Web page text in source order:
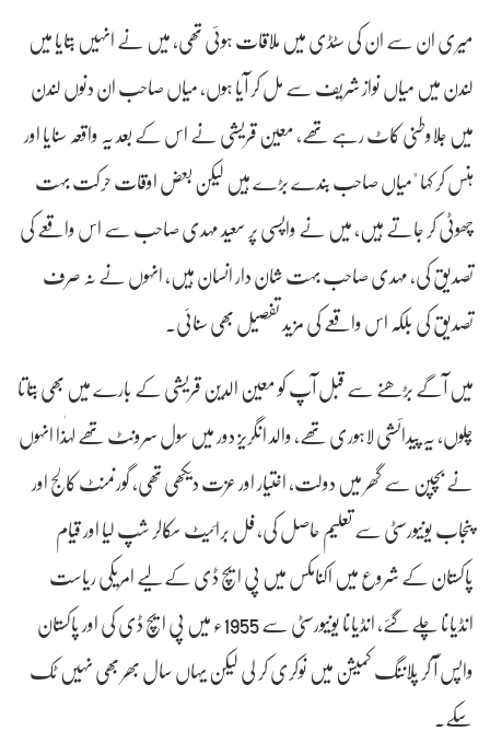
میری ان سے ان کی سٹڈی میں ملاقات ہوئی تھی، میں نے انہیں بتایا میں
لندن میں میاں نواز شریف سے مل کر آیا ہوں، میاں صاحب ان دنوں لندن
میں جلاوطنی کاٹ رہے تھے، معین قریشی نے اس کے بعد یہ واقعہ سنایا اور
ہنس کر کہا "میاں صاحب بندے بڑے ہیں لیکن بعض اوقات حرکت بہت
چھوٹی کر جاتے ہیں، میں نے واپسی پر سعید مہدی صاحب سے اس واقعے کی
تصدیق کی، مہدی صاحب بہت شان دار انسان ہیں، انہوں نے نہ صرف
تصدیق کی بلکہ اس واقعے کی مزید تفصیل بھی سنائی۔
میں آگے بڑھنے سے قبل آپ کو معین الدین قریشی کے بارے میں بھی بتاتا
چلوں، یہ پیدائشی لاہوری تھے، والد انگریز دور میں سول سرونٹ تھے لہٰذا انہوں
نے بچپن سے گھر میں دولت، اختیار اور عزت دیکھی تھی، گورنمنٹ کالج اور
پنجاب یونیورسٹی سے تعلیم حاصل کی، فل برائیٹ سکالر شپ لیا اور قیام
پاکستان کے شروع میں اکنامکس میں پی ایچ ڈی کے لیے امریکی ریاست
انڈیانا چلے گئے، انڈیانا یونیورسٹی سے 1955ء میں پی ایچ ڈی کی اور پاکستان
واپس آ کر پلاننگ کمیشن میں نوکری کر لی لیکن یہاں سال بھر بھی نہیں ٹک
سکے۔